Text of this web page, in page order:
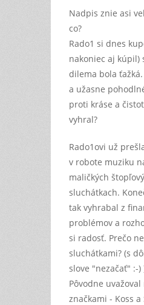
Nadpis znie asi
co?
Rado1 si dnes
nakoniec aj kúpil)
dilema bola
a užasne
proti kráse a
vyhral?
Rado1ovi už
v robote muziku
maličkých
sluchátkach.
tak vyhrabal z
problémov a
si radosť. Prečo
sluchátkami? (s
slove "nezačať" :-)
Pôvodne
značkami - Koss